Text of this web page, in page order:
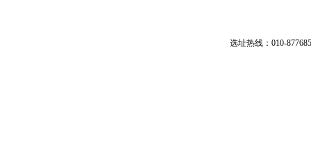
选址热线：010-